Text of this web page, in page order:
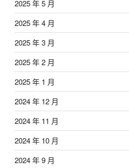
2025 年 5 月
2025 年 4 月
2025 年 3 月
2025 年 2 月
2025 年 1 月
2024 年 12 月
2024 年 11 月
2024 年 10 月
2024 年 9 月